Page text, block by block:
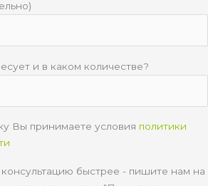
и в каком количестве?
Вы принимаете условия политики
консультацию быстрее - пишите нам на